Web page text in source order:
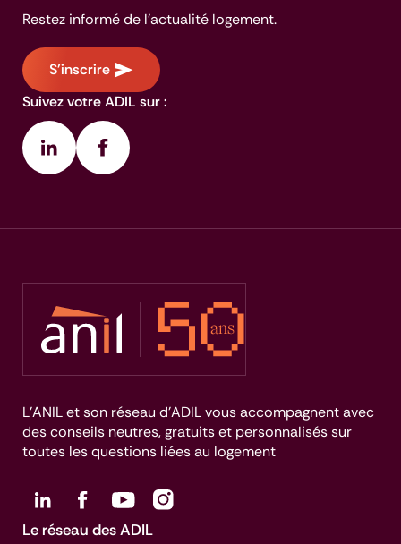
Restez informé de l'actualité logement.
S'inscrire
Suivez votre ADIL sur :
L’ANIL et son réseau d’ADIL vous accompagnent avec
des conseils neutres, gratuits et personnalisés sur
toutes les questions liées au logement
Le réseau des ADIL